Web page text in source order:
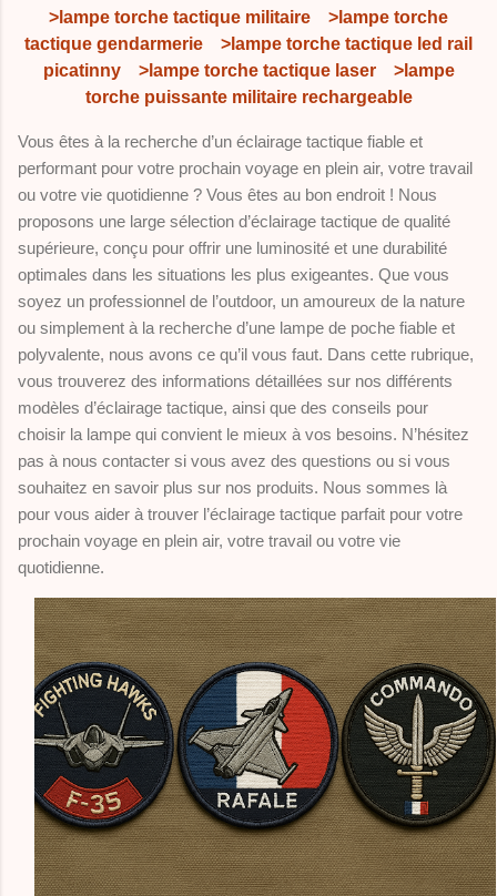
>lampe torche tactique militaire
>lampe torche
tactique gendarmerie
>lampe torche tactique led rail
picatinny
>lampe torche tactique laser
>lampe
torche puissante militaire rechargeable
Vous êtes à la recherche d’un éclairage tactique fiable et
performant pour votre prochain voyage en plein air, votre travail
ou votre vie quotidienne ? Vous êtes au bon endroit ! Nous
proposons une large sélection d’éclairage tactique de qualité
supérieure, conçu pour offrir une luminosité et une durabilité
optimales dans les situations les plus exigeantes. Que vous
soyez un professionnel de l’outdoor, un amoureux de la nature
ou simplement à la recherche d’une lampe de poche fiable et
polyvalente, nous avons ce qu’il vous faut. Dans cette rubrique,
vous trouverez des informations détaillées sur nos différents
modèles d’éclairage tactique, ainsi que des conseils pour
choisir la lampe qui convient le mieux à vos besoins. N’hésitez
pas à nous contacter si vous avez des questions ou si vous
souhaitez en savoir plus sur nos produits. Nous sommes là
pour vous aider à trouver l’éclairage tactique parfait pour votre
prochain voyage en plein air, votre travail ou votre vie
quotidienne.